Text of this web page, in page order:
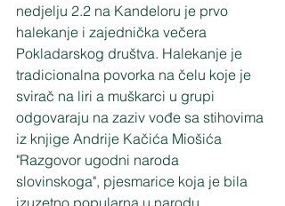
nedjelju 2.2 na Kandeloru je prvo
halekanje i zajednička večera
Pokladarskog društva. Halekanje je
tradicionalna povorka na čelu koje je
svirač na liri a muškarci u grupi
odgovaraju na zaziv vođe sa stihovima
iz knjige Andrije Kačića Miošića
"Razgovor ugodni naroda
slovinskoga", pjesmarice koja je bila